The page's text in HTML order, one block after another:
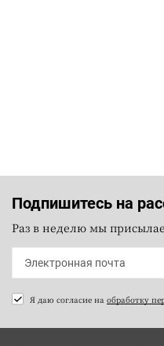
Подпишитесь на
Раз в неделю мы
Я даю согласие на обработку